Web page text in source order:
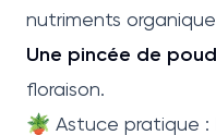
nutriments
Une pincée de
floraison.
🪴 Astuce pratique :